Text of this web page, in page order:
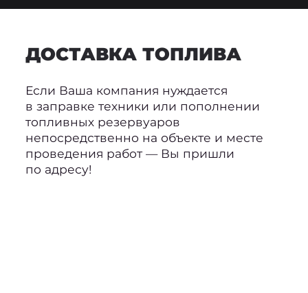
ДОСТАВКА ТОПЛИВА
Если Ваша компания нуждается
в заправке техники или пополнении
топливных резервуаров
непосредственно на объекте и месте
проведения работ — Вы пришли
по адресу!